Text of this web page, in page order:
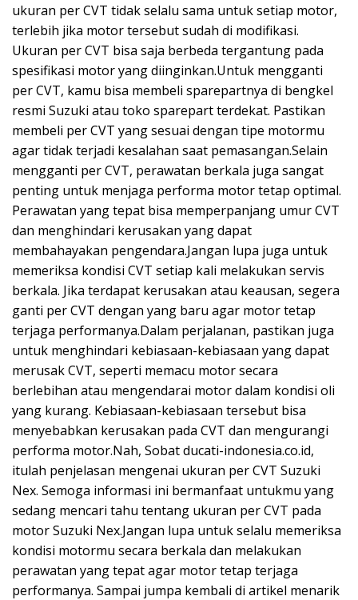
ukuran per CVT tidak selalu sama untuk setiap motor,
terlebih jika motor tersebut sudah di modifikasi.
Ukuran per CVT bisa saja berbeda tergantung pada
spesifikasi motor yang diinginkan.Untuk mengganti
per CVT, kamu bisa membeli sparepartnya di bengkel
resmi Suzuki atau toko sparepart terdekat. Pastikan
membeli per CVT yang sesuai dengan tipe motormu
agar tidak terjadi kesalahan saat pemasangan.Selain
mengganti per CVT, perawatan berkala juga sangat
penting untuk menjaga performa motor tetap optimal.
Perawatan yang tepat bisa memperpanjang umur CVT
dan menghindari kerusakan yang dapat
membahayakan pengendara.Jangan lupa juga untuk
memeriksa kondisi CVT setiap kali melakukan servis
berkala. Jika terdapat kerusakan atau keausan, segera
ganti per CVT dengan yang baru agar motor tetap
terjaga performanya.Dalam perjalanan, pastikan juga
untuk menghindari kebiasaan-kebiasaan yang dapat
merusak CVT, seperti memacu motor secara
berlebihan atau mengendarai motor dalam kondisi oli
yang kurang. Kebiasaan-kebiasaan tersebut bisa
menyebabkan kerusakan pada CVT dan mengurangi
performa motor.Nah, Sobat ducati-indonesia.co.id,
itulah penjelasan mengenai ukuran per CVT Suzuki
Nex. Semoga informasi ini bermanfaat untukmu yang
sedang mencari tahu tentang ukuran per CVT pada
motor Suzuki Nex.Jangan lupa untuk selalu memeriksa
kondisi motormu secara berkala dan melakukan
perawatan yang tepat agar motor tetap terjaga
performanya. Sampai jumpa kembali di artikel menarik